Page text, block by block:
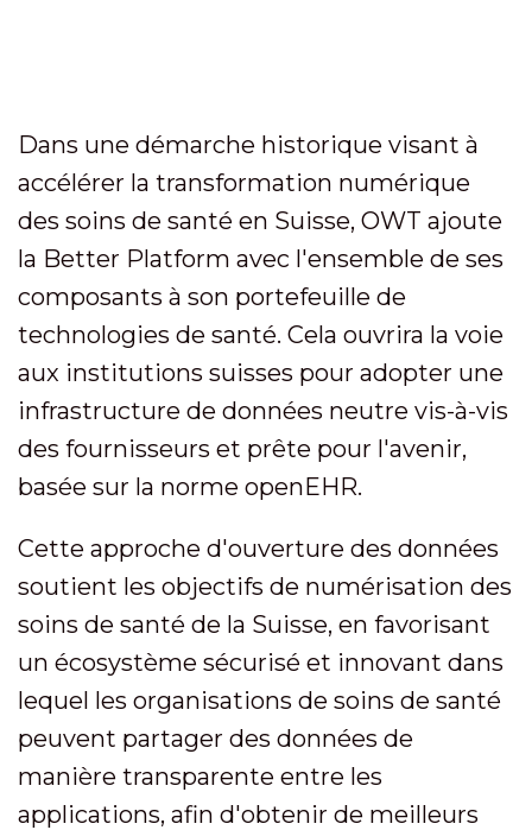
Dans une démarche historique visant à
accélérer la transformation numérique
des soins de santé en Suisse, OWT ajoute
la Better Platform avec l'ensemble de ses
composants à son portefeuille de
technologies de santé. Cela ouvrira la voie
aux institutions suisses pour adopter une
infrastructure de données neutre vis-à-vis
des fournisseurs et prête pour l'avenir,
basée sur la norme openEHR.
Cette approche d'ouverture des données
soutient les objectifs de numérisation des
soins de santé de la Suisse, en favorisant
un écosystème sécurisé et innovant dans
lequel les organisations de soins de santé
peuvent partager des données de
manière transparente entre les
applications, afin d'obtenir de meilleurs